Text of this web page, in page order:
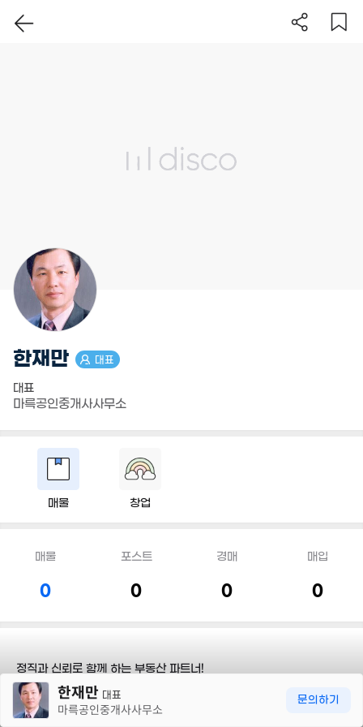
한재만 대표
대표
마륵공인중개사사무소
매물 창업
매물
0
포스트
0
경매
0
매입
0
정직과 신뢰로 함께 하는 부동산 파트너!
소중한 재산, 내 것처럼 최선을 다하겠습니다.
한재만 대표
마륵공인중개사사무소
문의하기